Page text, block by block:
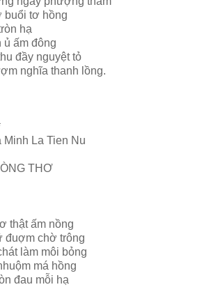
buổi tơ hồng
hạ
ủ ấm đông
đầy nguyệt tỏ
nghĩa thanh lồng.
La Tien Nu
THƠ
thật ấm nồng
đuợm chờ trông
làm môi bỏng
má hồng
đau mỗi hạ